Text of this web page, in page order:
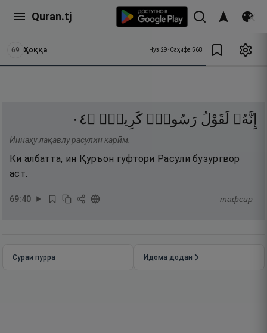
Quran.tj
69 Ҳоққа Ҷуз 29•Саҳифа 568
إِنَّهُۥ لَقَوْلُ رَسُولٍۢ كَرِيمٍۢ ۝٤٠
Иннаҳу лақавлу расулин карӣм.
Ки албатта, ин Қуръон гуфтори Расули бузургвор
аст.
69:40 тафсир
Сураи пурра Идома додан